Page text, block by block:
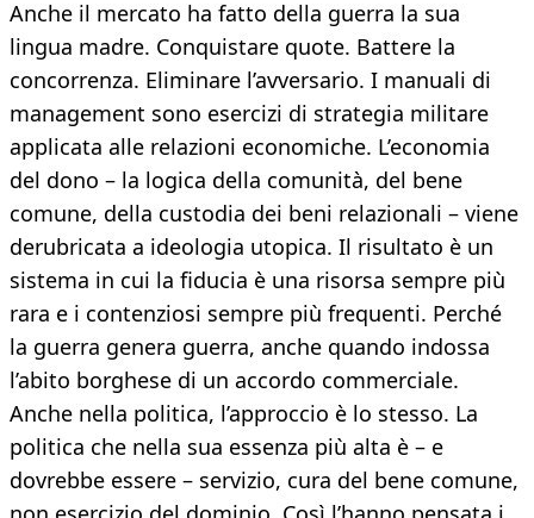
Anche il mercato ha fatto della guerra la sua
lingua madre. Conquistare quote. Battere la
concorrenza. Eliminare l’avversario. I manuali di
management sono esercizi di strategia militare
applicata alle relazioni economiche. L’economia
del dono – la logica della comunità, del bene
comune, della custodia dei beni relazionali – viene
derubricata a ideologia utopica. Il risultato è un
sistema in cui la fiducia è una risorsa sempre più
rara e i contenziosi sempre più frequenti. Perché
la guerra genera guerra, anche quando indossa
l’abito borghese di un accordo commerciale.
Anche nella politica, l’approccio è lo stesso. La
politica che nella sua essenza più alta è – e
dovrebbe essere – servizio, cura del bene comune,